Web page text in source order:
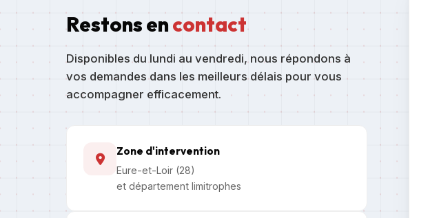
Restons encontact
Disponibles du lundi au vendredi, nous répondons à
vos demandes dans les meilleurs délais pour vous
accompagner efficacement.
Zone d'intervention
Eure-et-Loir (28)
et département limitrophes